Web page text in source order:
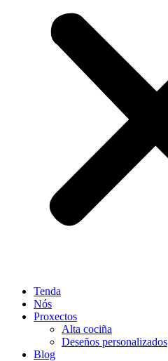
Tenda
Nós
Proxectos
Alta cociña
Deseños personalizados
Blog